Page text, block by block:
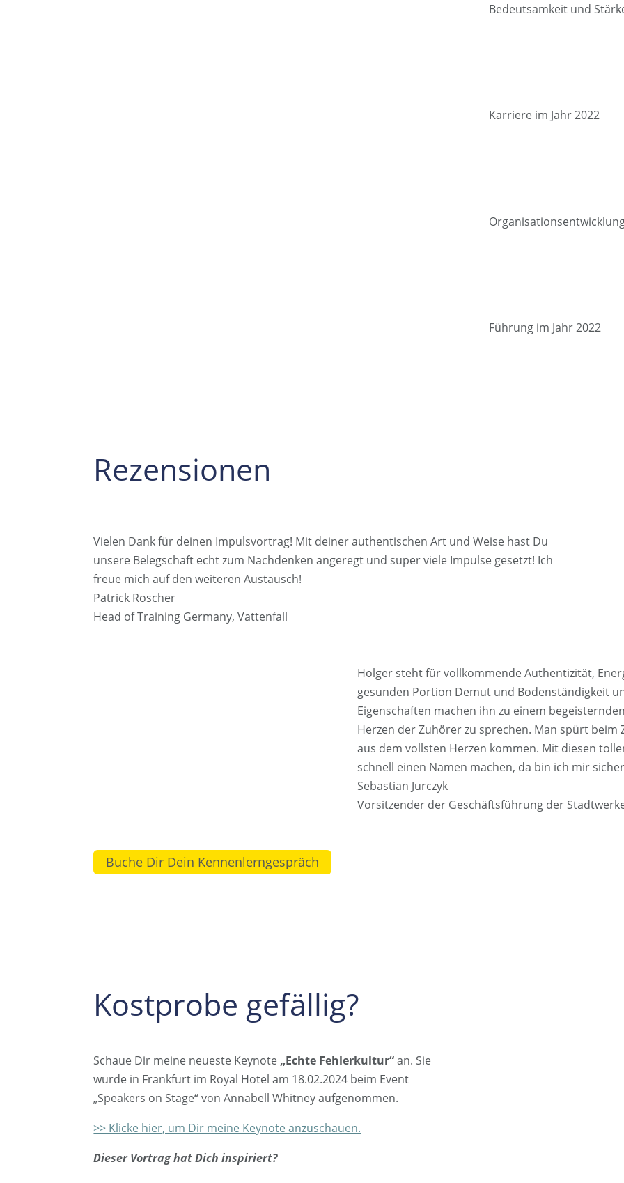
Bedeutsamkeit und
Karriere im Jahr 2022
Führung im Jahr 2022
Rezensionen
Vielen Dank für deinen Impulsvortrag! Mit deiner authentischen Art und Weise hast Du
unsere Belegschaft echt zum Nachdenken angeregt und super viele Impulse gesetzt! Ich
freue mich auf den weiteren Austausch!
Patrick Roscher
Head of Training Germany, Vattenfall
Holger steht für vollkommende Authentizität,
gesunden Portion Demut und Bodenständigkeit
Eigenschaften machen ihn zu einem
Herzen der Zuhörer zu sprechen. Man spürt
aus dem vollsten Herzen kommen. Mit diesen
schnell einen Namen machen, da bin ich mir
Sebastian Jurczyk
Vorsitzender der Geschäftsführung der
Buche Dir Dein Kennenlerngespräch
Kostprobe gefällig?
Schaue Dir meine neueste Keynote „Echte Fehlerkultur“an. Sie
wurde in Frankfurt im Royal Hotel am 18.02.2024 beim Event
„Speakers on Stage“ von Annabell Whitney aufgenommen.
>> Klicke hier, um Dir meine Keynote anzuschauen.
Dieser Vortrag hat Dich inspiriert?